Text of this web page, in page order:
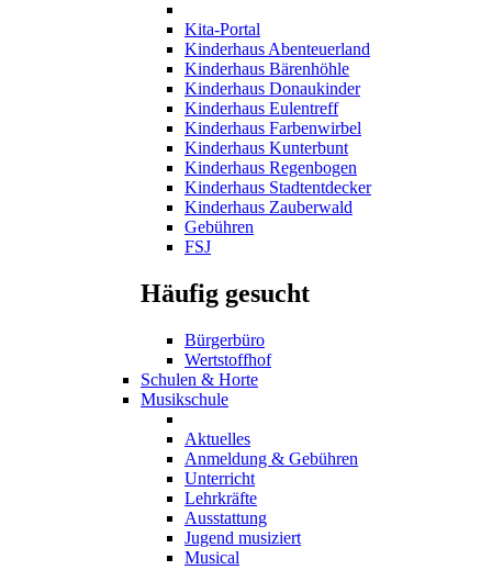
Kita-Portal
Kinderhaus Abenteuerland
Kinderhaus Bärenhöhle
Kinderhaus Donaukinder
Kinderhaus Eulentreff
Kinderhaus Farbenwirbel
Kinderhaus Kunterbunt
Kinderhaus Regenbogen
Kinderhaus Stadtentdecker
Kinderhaus Zauberwald
Gebühren
FSJ
Häufig gesucht
Bürgerbüro
Wertstoffhof
Schulen & Horte
Musikschule
Aktuelles
Anmeldung & Gebühren
Unterricht
Lehrkräfte
Ausstattung
Jugend musiziert
Musical